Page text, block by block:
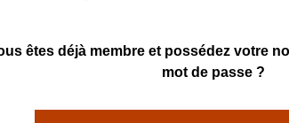
êtes déjà membre et possédez votre
mot de passe ?